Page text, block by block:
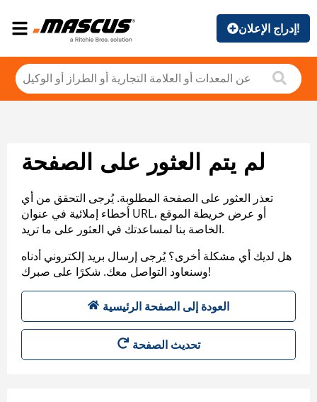
إدراج الإعلان!
لم يتم العثور على الصفحة
تعذر العثور على الصفحة المطلوبة. يُرجى التحقق من أي
أخطاء إملائية في عنوان URL، أو عرض خريطة الموقع
الخاصة بنا لمساعدتك في العثور على ما تريد.
هل لديك أي مشكلة أخرى؟ يُرجى إرسال بريد إلكتروني أدناه
وسنعاود التواصل معك. شكرًا على صبرك!
العودة إلى الصفحة الرئيسية
تحديث الصفحة